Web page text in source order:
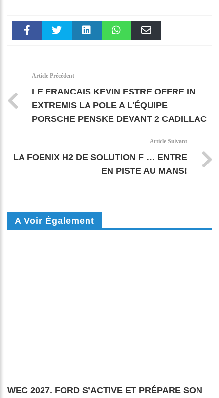
Article Précédent
LE FRANCAIS KEVIN ESTRE OFFRE IN
EXTREMIS LA POLE A L'ÉQUIPE
PORSCHE PENSKE DEVANT 2 CADILLAC
Article Suivant
LA FOENIX H2 DE SOLUTION F … ENTRE
EN PISTE AU MANS!
A Voir Également
WEC 2027. FORD S’ACTIVE ET PRÉPARE SON